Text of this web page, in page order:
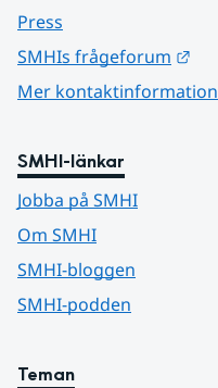
Press
SMHIs frågeforum
Mer kontaktinformation
SMHI-länkar
Jobba på SMHI
Om SMHI
SMHI-bloggen
SMHI-podden
Teman